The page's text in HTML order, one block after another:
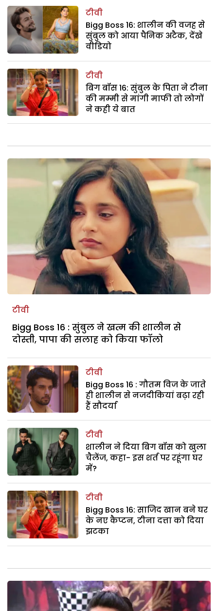
टीवी
Bigg Boss 16: शालीन की वजह से
सुंबुल को आया पैनिक अटैक, देंखे
वीडियो
टीवी
बिग बॉस 16: सुंबुल के पिता ने टीना
की मम्मी से मांगी माफी तो लोगों
ने कही ये बात
टीवी
Bigg Boss 16 : सुंबुल ने खत्म की शालीन से
दोस्ती, पापा की सलाह को किया फॉलो
टीवी
Bigg Boss 16 : गौतम विज के जाते
ही शालीन से नजदीकियां बढ़ा रही
हैं सौदर्या
टीवी
शालीन ने दिया बिग बॉस को खुला
चैलेंज, कहा- इस शर्त पर रहूंगा घर
में?
टीवी
Bigg Boss 16: साजिद खान बने घर
के नए कैप्टन, टीना दत्ता को दिया
झटका